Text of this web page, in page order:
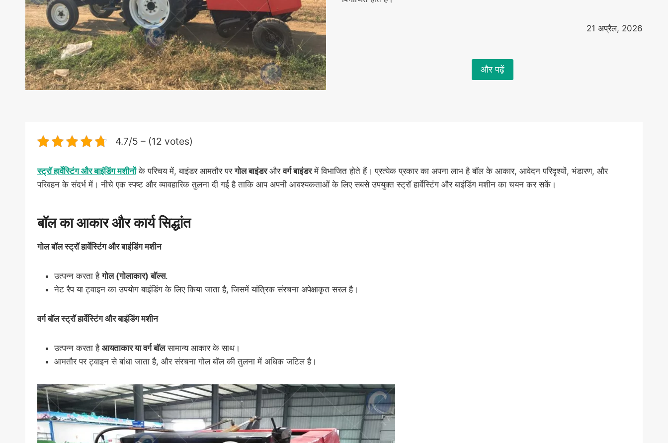
21 अप्रैल, 2026
और पढ़ें
4.7/5 – (12 votes)
स्ट्रॉ हार्वेस्टिंग और बाइंडिंग मशीनोंके परिचय में, बाइंडर आमतौर परगोल बाइंडरऔरवर्ग बाइंडरमें विभाजित होते हैं। प्रत्येक प्रकार का अपना लाभ है बॉल के आकार, आवेदन परिदृश्यों, भंडारण, और
परिवहन के संदर्भ में। नीचे एक स्पष्ट और व्यावहारिक तुलना दी गई है ताकि आप अपनी आवश्यकताओं के लिए सबसे उपयुक्त स्ट्रॉ हार्वेस्टिंग और बाइंडिंग मशीन का चयन कर सकें।
बॉल का आकार और कार्य सिद्धांत
गोल बॉल स्ट्रॉ हार्वेस्टिंग और बाइंडिंग मशीन
उत्पन्न करता हैगोल (गोलाकार) बॉल्स.
नेट रैप या ट्वाइन का उपयोग बाइंडिंग के लिए किया जाता है, जिसमें यांत्रिक संरचना अपेक्षाकृत सरल है।
वर्ग बॉल स्ट्रॉ हार्वेस्टिंग और बाइंडिंग मशीन
उत्पन्न करता है आयताकार या वर्ग बॉलसामान्य आकार के साथ।
आमतौर पर ट्वाइन से बांधा जाता है, और संरचना गोल बॉल की तुलना में अधिक जटिल है।